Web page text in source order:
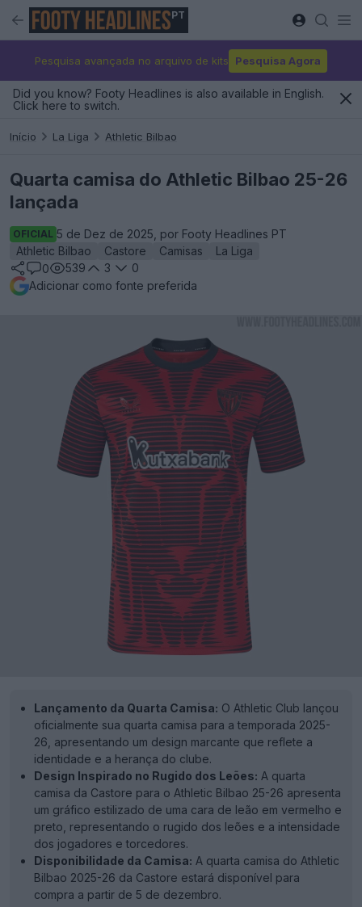
PT
Pesquisa avançada no arquivo de kits Pesquisa Agora
Did you know? Footy Headlines is also available in English.
Click here to switch.
Início La Liga Athletic Bilbao
Quarta camisa do Athletic Bilbao 25-26
lançada
OFICIAL 5 de Dez de 2025, por Footy Headlines PT
Athletic Bilbao
Castore Camisas
La Liga
0
539 3
0
Adicionar como fonte preferida
Lançamento da Quarta Camisa: O Athletic Club lançou
oficialmente sua quarta camisa para a temporada 2025-
26, apresentando um design marcante que reflete a
identidade e a herança do clube.
Design Inspirado no Rugido dos Leões: A quarta
camisa da Castore para o Athletic Bilbao 25-26 apresenta
um gráfico estilizado de uma cara de leão em vermelho e
preto, representando o rugido dos leões e a intensidade
dos jogadores e torcedores.
Disponibilidade da Camisa: A quarta camisa do Athletic
Bilbao 2025-26 da Castore estará disponível para
compra a partir de 5 de dezembro.